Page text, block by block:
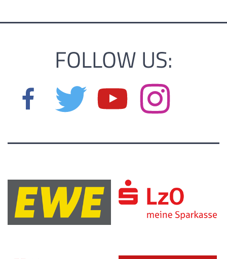
FOLLOW US: